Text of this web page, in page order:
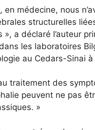
en médecine, nous
structurelles
», a déclaré l’auteur
les laboratoires
au Cedars-Sinai
traitement des
peuvent ne pas
»